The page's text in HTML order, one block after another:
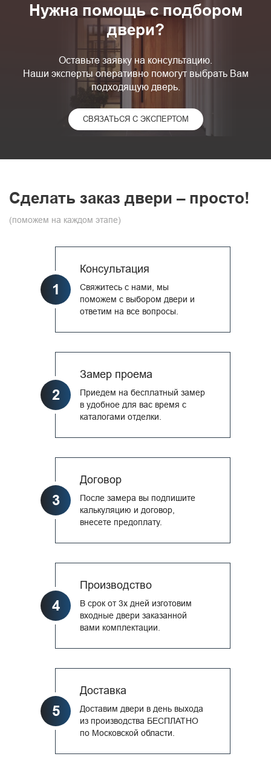
Нужна помощь с подбором
двери?
Оставьте заявку на консультацию.
Наши эксперты оперативно помогут выбрать Вам
подходящую дверь.
СВЯЗАТЬСЯ С ЭКСПЕРТОМ
Сделать заказ двери – просто!
(поможем на каждом этапе)
1
Консультация
Свяжитесь с нами, мы
поможем с выбором двери и
ответим на все вопросы.
2
Замер проема
Приедем на бесплатный замер
в удобное для вас время с
каталогами отделки.
3
Договор
После замера вы подпишите
калькуляцию и договор,
внесете предоплату.
4
Производство
В срок от 3х дней изготовим
входные двери заказанной
вами комплектации.
5
Доставка
Доставим двери в день выхода
из производства БЕСПЛАТНО
по Московской области.